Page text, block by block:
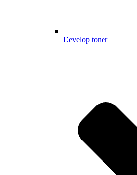
Develop toner